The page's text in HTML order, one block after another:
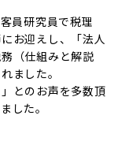
員研究員で税理
迎えし、「法人
（仕組みと解説
ました。
とのお声を多数頂
した。